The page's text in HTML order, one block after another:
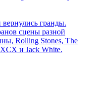
гранды.
сцены разной
Rolling Stones, The
и Jack White.